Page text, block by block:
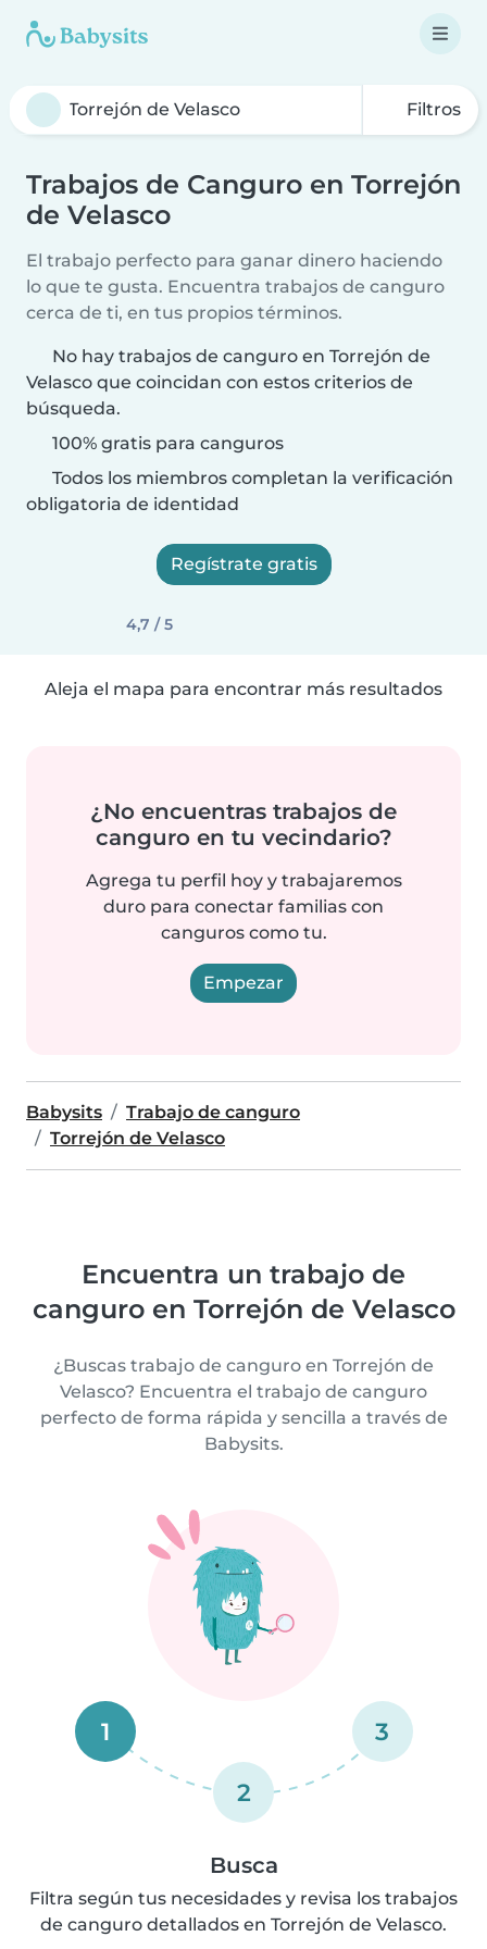
Filtros
Trabajos de Canguro en Torrejón
de Velasco
El trabajo perfecto para ganar dinero haciendo
lo que te gusta. Encuentra trabajos de canguro
cerca de ti, en tus propios términos.
No hay trabajos de canguro en Torrejón de
Velasco que coincidan con estos criterios de
búsqueda.
100% gratis para canguros
Todos los miembros completan la verificación
obligatoria de identidad
Regístrate gratis
4,7 / 5
Aleja el mapa para encontrar más resultados
¿No encuentras trabajos de
canguro en tu vecindario?
Agrega tu perfil hoy y trabajaremos
duro para conectar familias con
canguros como tu.
Empezar
Babysits
Trabajo de canguro
Torrejón de Velasco
Encuentra un trabajo de
canguro en Torrejón de Velasco
¿Buscas trabajo de canguro en Torrejón de
Velasco? Encuentra el trabajo de canguro
perfecto de forma rápida y sencilla a través de
Babysits.
1
2
3
Busca
Filtra según tus necesidades y revisa los trabajos
de canguro detallados en Torrejón de Velasco.